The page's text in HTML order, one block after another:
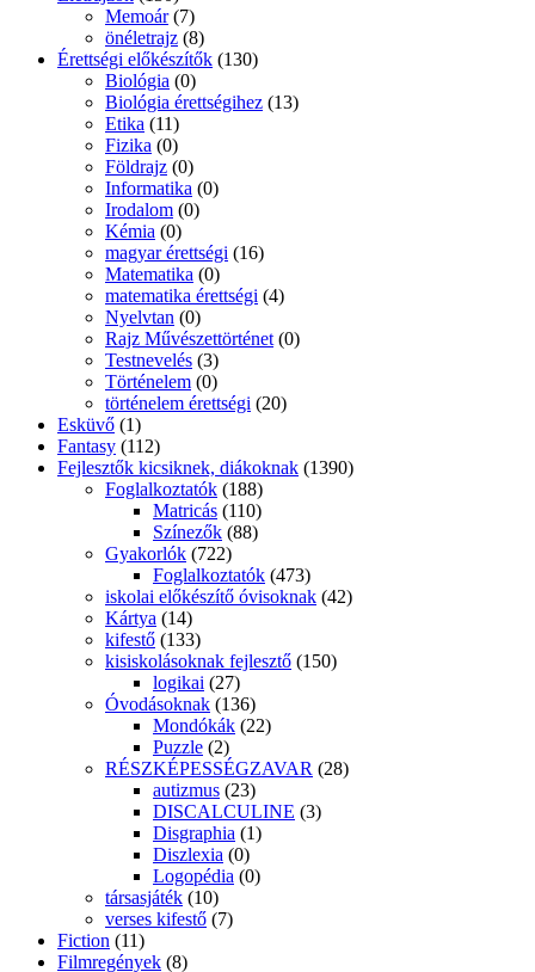
Memoár (7)
önéletrajz (8)
Érettségi előkészítők (130)
Biológia (0)
Biológia érettségihez (13)
Etika (11)
Fizika (0)
Földrajz (0)
Informatika (0)
Irodalom (0)
Kémia (0)
magyar érettségi (16)
Matematika (0)
matematika érettségi (4)
Nyelvtan (0)
Rajz Művészettörténet (0)
Testnevelés (3)
Történelem (0)
történelem érettségi (20)
Esküvő (1)
Fantasy (112)
Fejlesztők kicsiknek, diákoknak (1390)
Foglalkoztatók (188)
Matricás (110)
Színezők (88)
Gyakorlók (722)
Foglalkoztatók (473)
iskolai előkészítő óvisoknak (42)
Kártya (14)
kifestő (133)
kisiskolásoknak fejlesztő (150)
logikai (27)
Óvodásoknak (136)
Mondókák (22)
Puzzle (2)
RÉSZKÉPESSÉGZAVAR (28)
autizmus (23)
DISCALCULINE (3)
Disgraphia (1)
Diszlexia (0)
Logopédia (0)
társasjáték (10)
verses kifestő (7)
Fiction (11)
Filmregények (8)